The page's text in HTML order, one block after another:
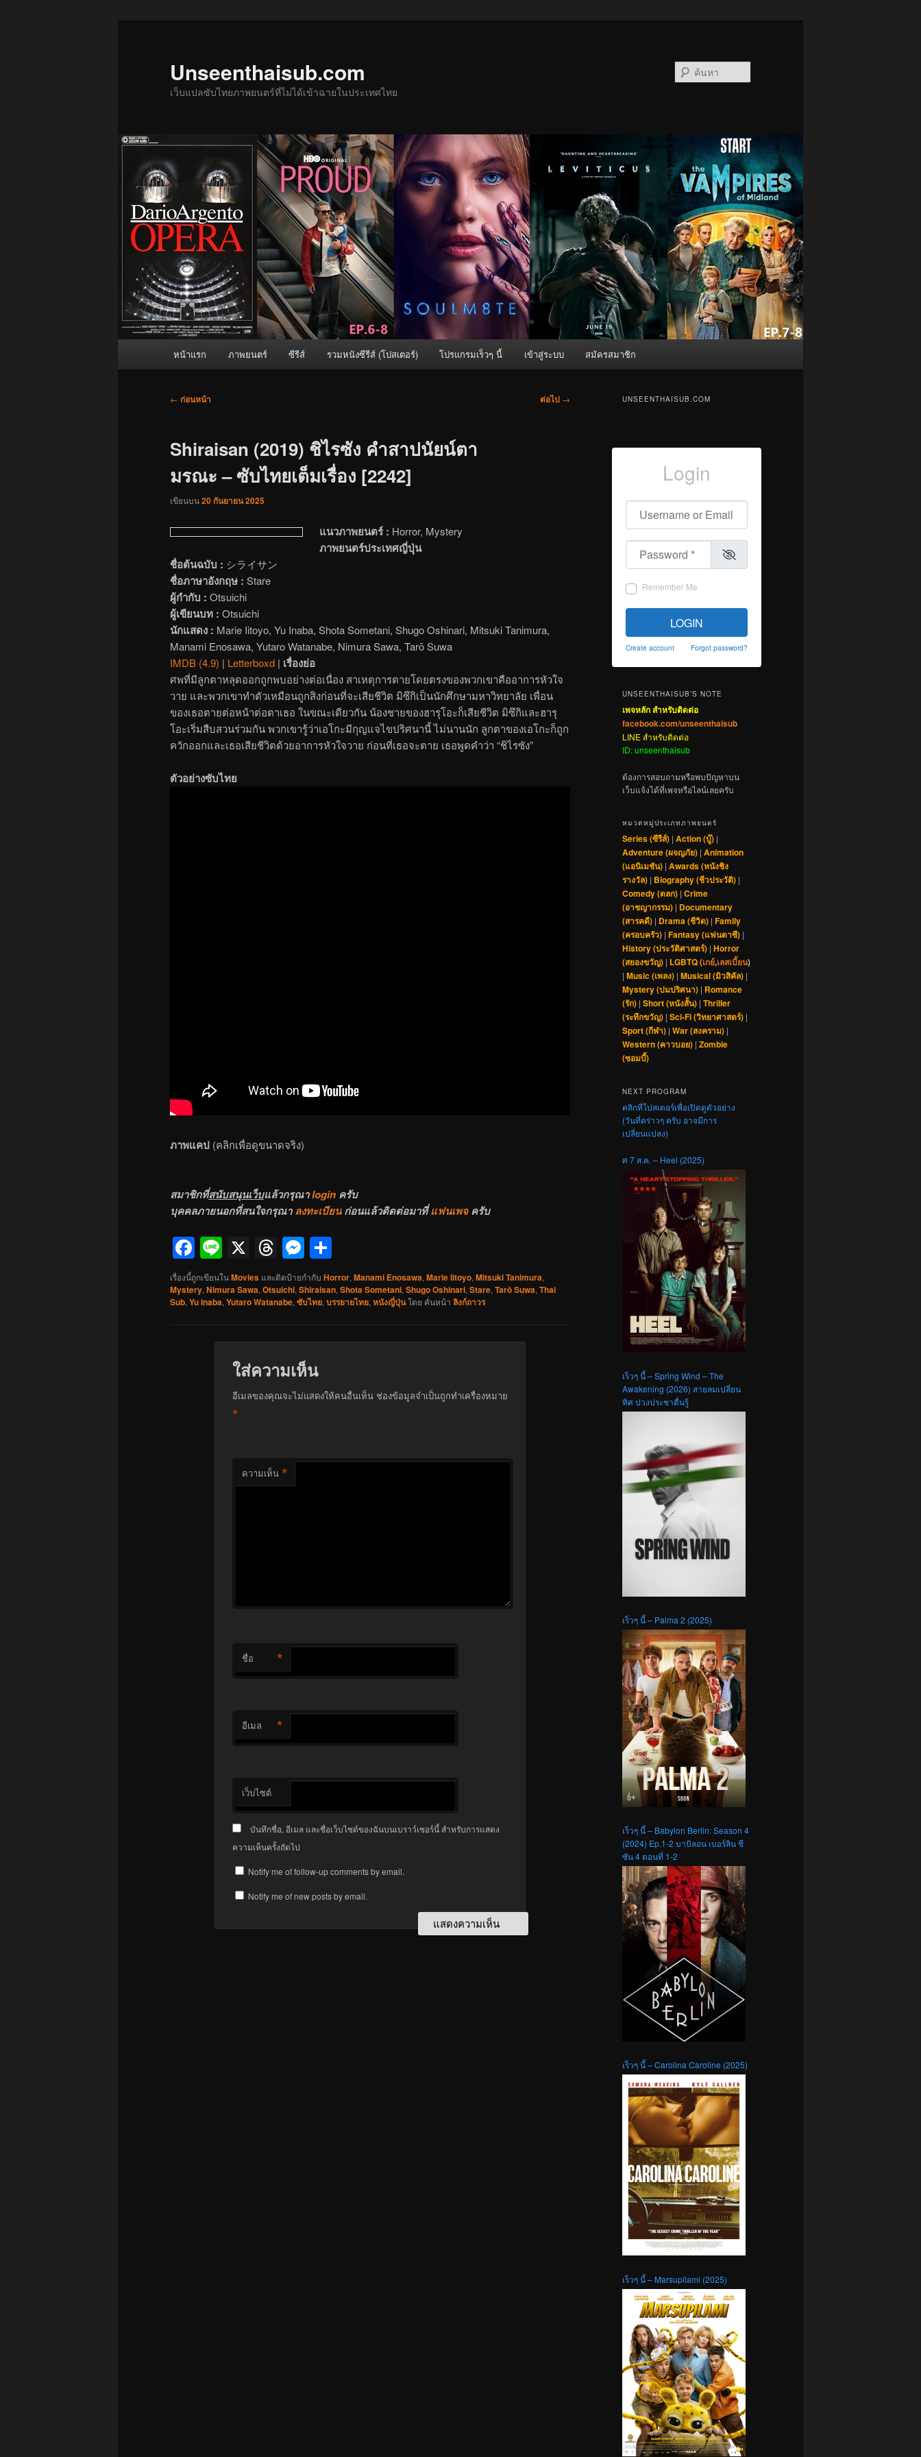
Unseenthaisub.com
เว็บแปลซับไทยภาพยนตร์ที่ไม่ได้เข้าฉายในประเทศไทย
หน้าแรก ภาพยนตร์ ซีรีส์ รวมหนังซีรีส์ (โปสเตอร์) โปรแกรมเร็วๆ นี้ เข้าสู่ระบบ สมัครสมาชิก
เมนู
← ก่อนหน้า ต่อไป →
Shiraisan (2019) ชิไรซัง คำสาปนัยน์ตา
มรณะ – ซับไทยเต็มเรื่อง [2242]
เขียนบน20 กันยายน 2025
แนวภาพยนตร์ : Horror, Mystery
ภาพยนตร์ประเทศญี่ปุ่น
ชื่อต้นฉบับ : シライサン
ชื่อภาษาอังกฤษ : Stare
ผู้กำกับ : Otsuichi
ผู้เขียนบท : Otsuichi
นักแสดง : Marie Iitoyo, Yu Inaba, Shota Sometani, Shugo Oshinari, Mitsuki Tanimura,
Manami Enosawa, Yutaro Watanabe, Nimura Sawa, Tarō Suwa
IMDB (4.9) | Letterboxd | เรื่องย่อ
ศพที่มีลูกตาหลุดออกถูกพบอย่างต่อเนื่อง สาเหตุการตายโดยตรงของพวกเขาคืออาการหัวใจ
วาย และพวกเขาทำตัวเหมือนถูกสิงก่อนที่จะเสียชีวิต มิซึกิเป็นนักศึกษามหาวิทยาลัย เพื่อน
ของเธอตายต่อหน้าต่อตาเธอ ในขณะเดียวกัน น้องชายของฮารุโอะก็เสียชีวิต มิซึกิและฮารุ
โอะเริ่มสืบสวนร่วมกัน พวกเขารู้ว่าเอโกะมีกุญแจไขปริศนานี้ ไม่นานนัก ลูกตาของเอโกะก็ถูก
ควักออกและเธอเสียชีวิตด้วยอาการหัวใจวาย ก่อนที่เธอจะตาย เธอพูดคำว่า “ชิไรซัง”
ตัวอย่างซับไทย
ภาพแคป (คลิกเพื่อดูขนาดจริง)
สมาชิกที่สนับสนุนเว็บแล้วกรุณาlogin ครับ
บุคคลภายนอกที่สนใจกรุณา ลงทะเบียนก่อนแล้วติดต่อมาที่แฟนเพจครับ
Facebook
Line
X Threads
Messenger
เรื่องนี้ถูกเขียนในMovies และติดป้ายกำกับ Horror, Manami Enosawa, Marie Iitoyo, Mitsuki Tanimura,
Mystery, Nimura Sawa, Otsuichi, Shiraisan, Shota Sometani, Shugo Oshinari, Stare, Tarō Suwa, Thai
Sub, Yu Inaba, Yutaro Watanabe, ซับไทย, บรรยายไทย, หนังญี่ปุ่นโดย คั่นหน้า ลิงก์ถาวร
ใส่ความเห็น
อีเมลของคุณจะไม่แสดงให้คนอื่นเห็น ช่องข้อมูลจำเป็นถูกทำเครื่องหมาย
*
ความเห็น *
ชื่อ *
อีเมล *
เว็บไซต์
บันทึกชื่อ, อีเมล และชื่อเว็บไซต์ของฉันบนเบราว์เซอร์นี้ สำหรับการแสดง
ความเห็นครั้งถัดไป
Notify me of follow-up comments by email.
Notify me of new posts by email.
UNSEENTHAISUB.COM
Login
Username or Email
Password
Remember Me
LOGIN
Create account Forgot password?
UNSEENTHAISUB’S NOTE
เพจหลัก สำหรับติดต่อ
facebook.com/unseenthaisub
LINE สำหรับติดต่อ
ID: unseenthaisub
ต้องการสอบถามหรือพบปัญหาบน
เว็บแจ้งได้ที่เพจหรือไลน์เลยครับ
หมวดหมู่ประเภทภาพยนตร์
Series (ซีรีส์) | Action (บู๊) |
Adventure (ผจญภัย) | Animation
(แอนิเมชัน) | Awards (หนังชิง
รางวัล) | Biography (ชีวประวัติ) |
Comedy (ตลก) | Crime
(อาชญากรรม) | Documentary
(สารคดี) | Drama (ชีวิต) | Family
(ครอบครัว) | Fantasy (แฟนตาซี) |
History (ประวัติศาสตร์) | Horror
(สยองขวัญ) | LGBTQ (เกย์,เลสเบี้ยน)
| Music (เพลง) | Musical (มิวสิคัล) |
Mystery (ปมปริศนา) | Romance
(รัก) | Short (หนังสั้น) | Thriller
(ระทึกขวัญ) | Sci-Fi (วิทยาศาสตร์) |
Sport (กีฬา) | War (สงคราม) |
Western (คาวบอย) | Zombie
(ซอมบี้)
NEXT PROGRAM
คลิกที่โปสเตอร์เพื่อเปิดดูตัวอย่าง
(วันที่คร่าวๆ ครับ อาจมีการ
เปลี่ยนแปลง)
ศ 7 ส.ค. – Heel (2025)
เร็วๆ นี้ – Spring Wind – The
Awakening (2026) สายลมเปลี่ยน
ทิศ ปวงประชาตื่นรู้
เร็วๆ นี้ – Palma 2 (2025)
เร็วๆ นี้ – Babylon Berlin: Season 4
(2024) Ep.1-2 บาบิลอน เบอร์ลิน ซี
ซัน 4 ตอนที่ 1-2
เร็วๆ นี้ – Carolina Caroline (2025)
เร็วๆ นี้ – Marsupilami (2025)